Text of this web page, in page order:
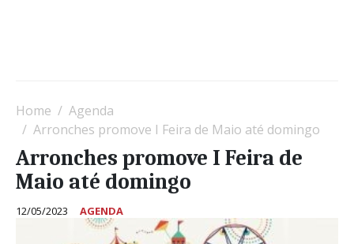
Home
Agenda
Arronches promove I Feira de Maio até domingo
Arronches promove I Feira de
Maio até domingo
12/05/2023 AGENDA